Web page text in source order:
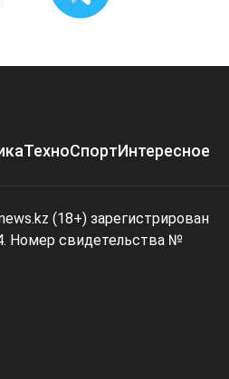
ТехноСпортИнтересное
(18+) зарегистрирован
Номер свидетельства №